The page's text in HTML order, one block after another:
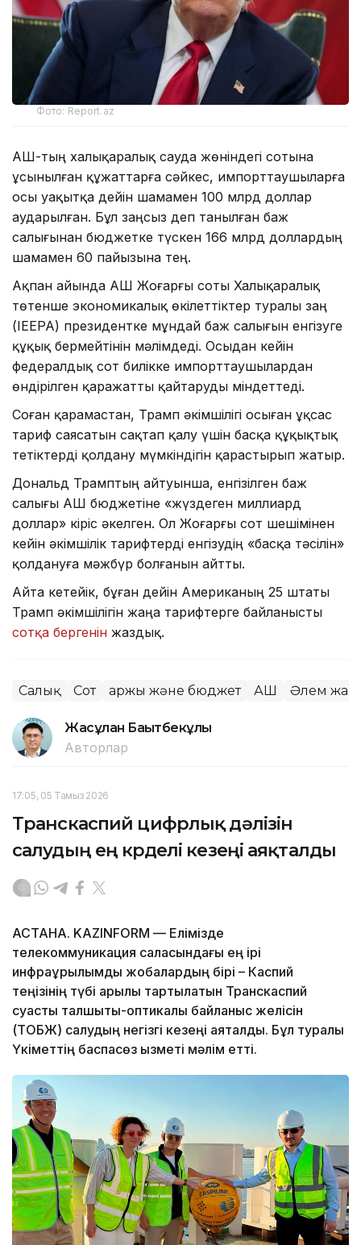
Фото: Report.az
АҚШ-тың халықаралық сауда жөніндегі сотына
ұсынылған құжаттарға сәйкес, импорттаушыларға
осы уақытқа дейін шамамен 100 млрд доллар
аударылған. Бұл заңсыз деп танылған баж
салығынан бюджетке түскен 166 млрд доллардың
шамамен 60 пайызына тең.
Ақпан айында АҚШ Жоғарғы соты Халықаралық
төтенше экономикалық өкілеттіктер туралы заң
(IEEPA) президентке мұндай баж салығын енгізуге
құқық бермейтінін мәлімдеді. Осыдан кейін
федералдық сот билікке импорттаушылардан
өндірілген қаражатты қайтаруды міндеттеді.
Соған қарамастан, Трамп әкімшілігі осыған ұқсас
тариф саясатын сақтап қалу үшін басқа құқықтық
тетіктерді қолдану мүмкіндігін қарастырып жатыр.
Дональд Трамптың айтуынша, енгізілген баж
салығы АҚШ бюджетіне «жүздеген миллиард
доллар» кіріс әкелген. Ол Жоғарғы сот шешімінен
кейін әкімшілік тарифтерді енгізудің «басқа тәсілін»
қолдануға мәжбүр болғанын айтты.
Айта кетейік, бұған дейін Американың 25 штаты
Трамп әкімшілігін жаңа тарифтерге байланысты
сотқа бергенін жаздық.
Салық Сот Қаржы және бюджет АҚШ Әлем
Жасұлан Бақытбекұлы
Авторлар
17:05, 05 Тамыз 2026
Транскаспий цифрлық дәлізін
салудың ең күрделі кезеңі аяқталды
АСТАНА. KAZINFORM — Елімізде
телекоммуникация саласындағы ең ірі
инфрақұрылымдық жобалардың бірі – Каспий
теңізінің түбі арқылы тартылатын Транскаспий
суасты талшықты-оптикалық байланыс желісін
(ТОБЖ) салудың негізгі кезеңі аяқталды. Бұл туралы
Үкіметтің баспасөз қызметі мәлім етті.